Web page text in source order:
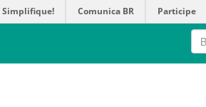
Simplifique! Comunica BR Participe